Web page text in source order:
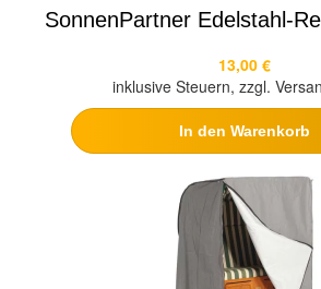
SonnenPartner Edelstahl-
13,00 €
inklusive Steuern, zzgl.
In den Warenkorb